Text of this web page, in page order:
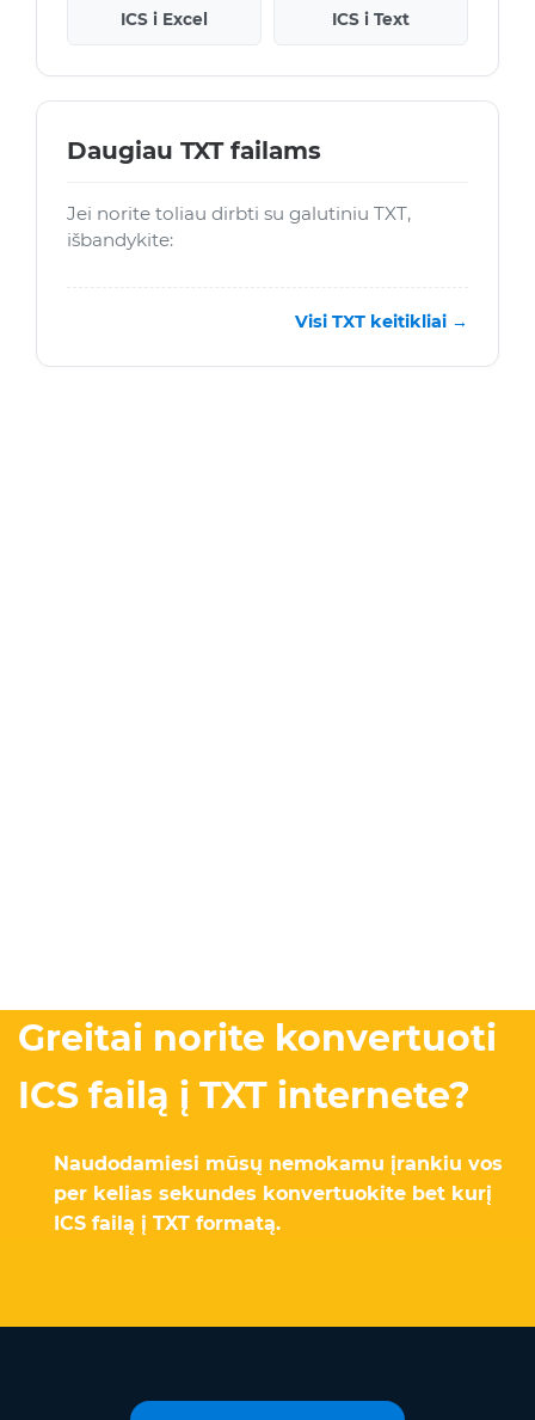
ICS i Excel ICS i Text
Daugiau TXT failams
Jei norite toliau dirbti su galutiniu TXT,
išbandykite:
Visi TXT keitikliai →
Greitai norite konvertuoti
ICS failą į TXT internete?
Naudodamiesi mūsų nemokamu įrankiu vos
per kelias sekundes konvertuokite bet kurį
ICS failą į TXT formatą.